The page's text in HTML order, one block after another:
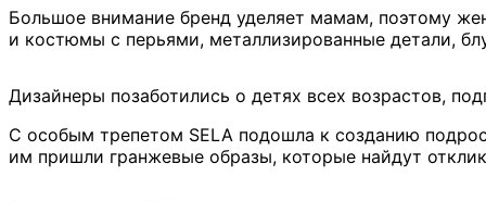
Большое внимание бренд уделяет мамам, поэтому
и костюмы с перьями, металлизированные детали,
Дизайнеры позаботились о детях всех возрастов,
С особым трепетом SELA подошла к созданию
им пришли гранжевые образы, которые найдут